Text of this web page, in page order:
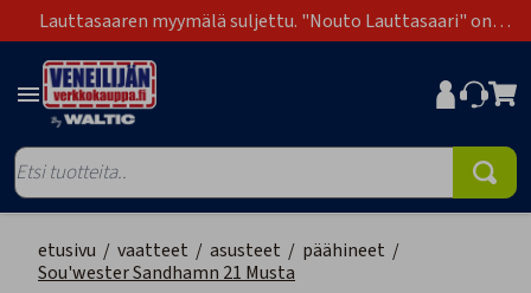
Lauttasaaren myymälä suljettu. "Nouto Lauttasaari" on
poistunut toimitustapavaihtoehdoista.
etusivu / vaatteet / asusteet / päähineet /
Sou'wester Sandhamn 21 Musta